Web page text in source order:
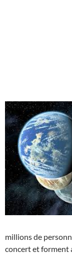
millions de
concert et forment